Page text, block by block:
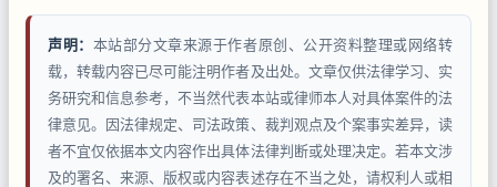
声明： 本站部分文章来源于作者原创、公开资料整理或网络转
载，转载内容已尽可能注明作者及出处。文章仅供法律学习、实
务研究和信息参考，不当然代表本站或律师本人对具体案件的法
律意见。因法律规定、司法政策、裁判观点及个案事实差异，读
者不宜仅依据本文内容作出具体法律判断或处理决定。若本文涉
及的署名、来源、版权或内容表述存在不当之处，请权利人或相